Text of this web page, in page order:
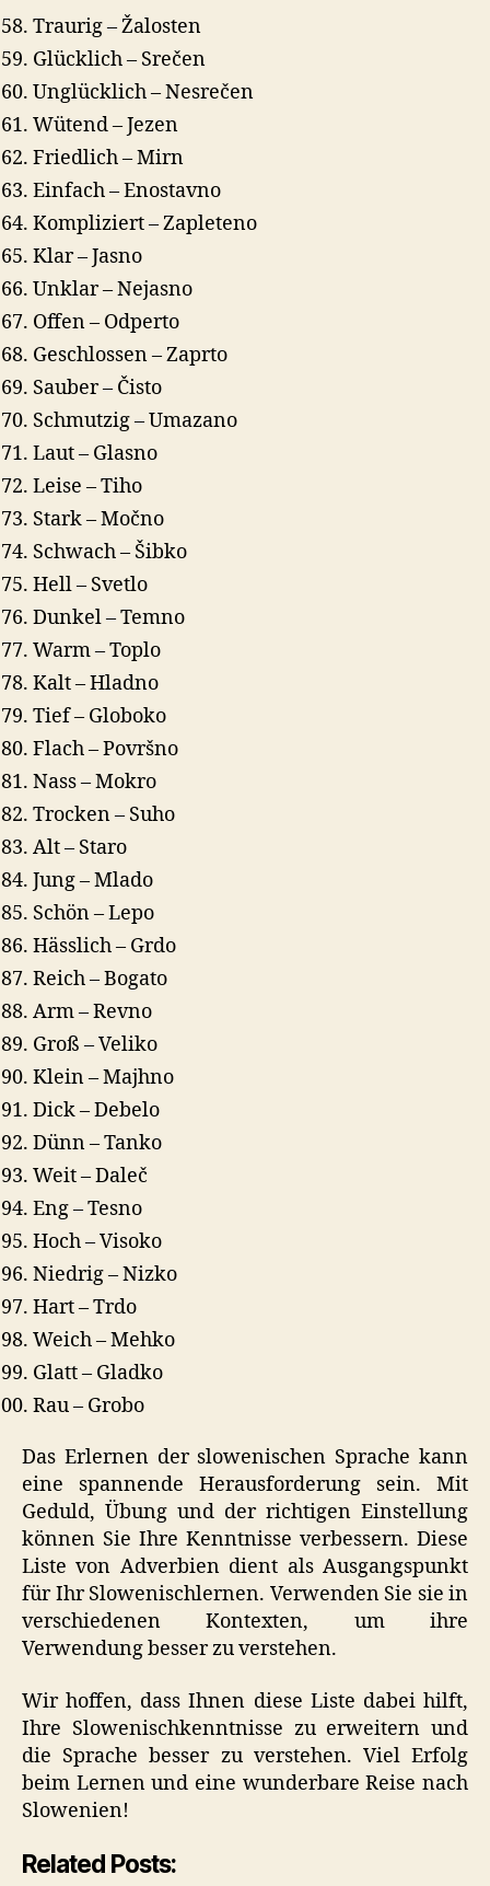
Traurig – Žalosten
Glücklich – Srečen
Unglücklich – Nesrečen
Wütend – Jezen
Friedlich – Mirn
Einfach – Enostavno
Kompliziert – Zapleteno
Klar – Jasno
Unklar – Nejasno
Offen – Odperto
Geschlossen – Zaprto
Sauber – Čisto
Schmutzig – Umazano
Laut – Glasno
Leise – Tiho
Stark – Močno
Schwach – Šibko
Hell – Svetlo
Dunkel – Temno
Warm – Toplo
Kalt – Hladno
Tief – Globoko
Flach – Površno
Nass – Mokro
Trocken – Suho
Alt – Staro
Jung – Mlado
Schön – Lepo
Hässlich – Grdo
Reich – Bogato
Arm – Revno
Groß – Veliko
Klein – Majhno
Dick – Debelo
Dünn – Tanko
Weit – Daleč
Eng – Tesno
Hoch – Visoko
Niedrig – Nizko
Hart – Trdo
Weich – Mehko
Glatt – Gladko
Rau – Grobo
Das Erlernen der slowenischen Sprache kann
eine spannende Herausforderung sein. Mit
Geduld, Übung und der richtigen Einstellung
können Sie Ihre Kenntnisse verbessern. Diese
Liste von Adverbien dient als Ausgangspunkt
für Ihr Slowenischlernen. Verwenden Sie sie in
verschiedenen Kontexten, um ihre
Verwendung besser zu verstehen.
Wir hoffen, dass Ihnen diese Liste dabei hilft,
Ihre Slowenischkenntnisse zu erweitern und
die Sprache besser zu verstehen. Viel Erfolg
beim Lernen und eine wunderbare Reise nach
Slowenien!
Related Posts: